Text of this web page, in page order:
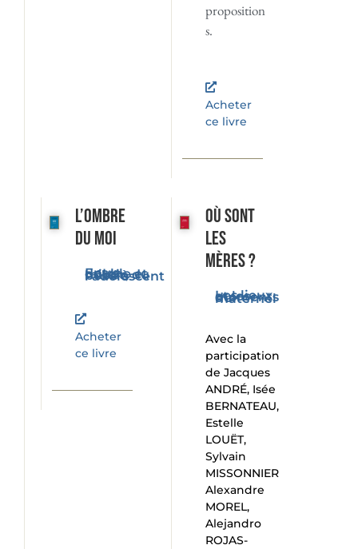
proposition
s.
Acheter
ce livre
L’ombre
du moi
Entre double et miroir, du bébé à l'adolescent
Acheter
ce livre
Où sont
les
mères ?
Les lieux et les moments du maternel
Avec la
participation
de Jacques
ANDRÉ, Isée
BERNATEAU,
Estelle
LOUËT,
Sylvain
MISSONNIER
Alexandre
MOREL,
Alejandro
ROJAS-